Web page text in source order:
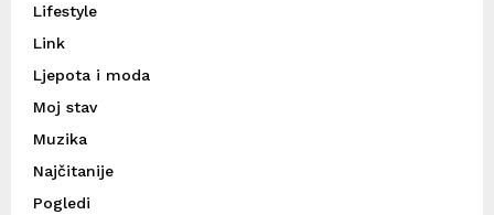
Lifestyle
Link
Ljepota i moda
Moj stav
Muzika
Najčitanije
Pogledi